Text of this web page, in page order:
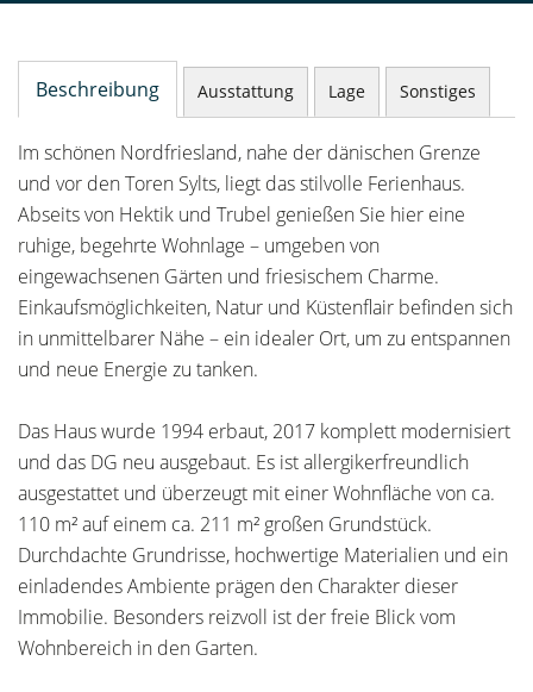
Beschreibung Ausstattung Lage Sonstiges
Im schönen Nordfriesland, nahe der dänischen Grenze
und vor den Toren Sylts, liegt das stilvolle Ferienhaus.
Abseits von Hektik und Trubel genießen Sie hier eine
ruhige, begehrte Wohnlage – umgeben von
eingewachsenen Gärten und friesischem Charme.
Einkaufsmöglichkeiten, Natur und Küstenflair befinden sich
in unmittelbarer Nähe – ein idealer Ort, um zu entspannen
und neue Energie zu tanken.
Das Haus wurde 1994 erbaut, 2017 komplett modernisiert
und das DG neu ausgebaut. Es ist allergikerfreundlich
ausgestattet und überzeugt mit einer Wohnfläche von ca.
110 m² auf einem ca. 211 m² großen Grundstück.
Durchdachte Grundrisse, hochwertige Materialien und ein
einladendes Ambiente prägen den Charakter dieser
Immobilie. Besonders reizvoll ist der freie Blick vom
Wohnbereich in den Garten.